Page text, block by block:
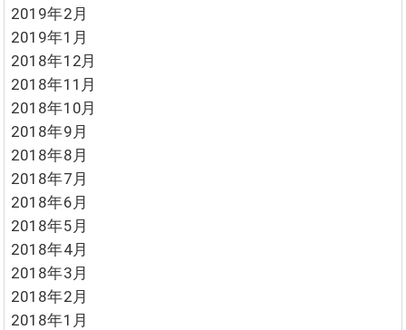
2019年2月
2019年1月
2018年12月
2018年11月
2018年10月
2018年9月
2018年8月
2018年7月
2018年6月
2018年5月
2018年4月
2018年3月
2018年2月
2018年1月